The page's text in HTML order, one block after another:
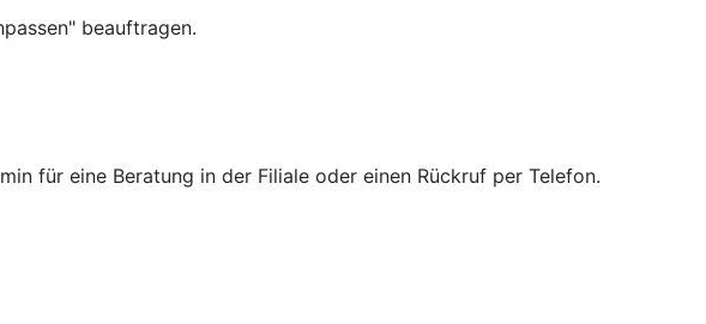
beauftragen.
für eine Beratung in der Filiale oder einen Rückruf per Telefon.